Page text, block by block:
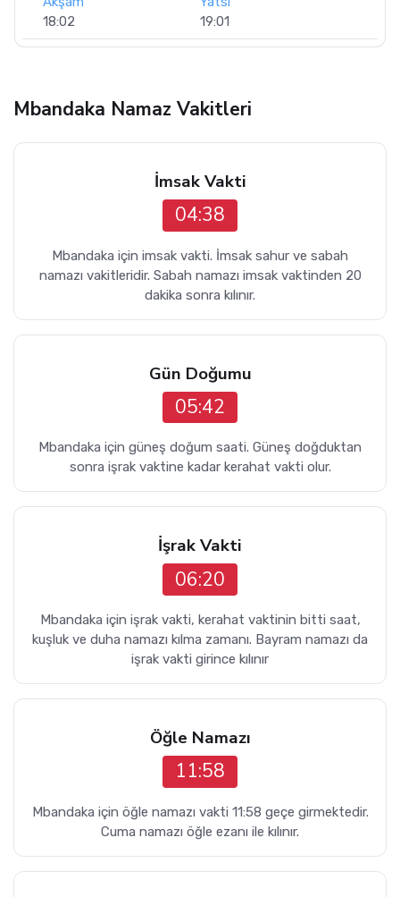
18:02
19:01
Mbandaka Namaz Vakitleri
İmsak Vakti
04:38
Mbandaka için imsak vakti. İmsak sahur ve sabah
namazı vakitleridir. Sabah namazı imsak vaktinden 20
dakika sonra kılınır.
Gün Doğumu
05:42
Mbandaka için güneş doğum saati. Güneş doğduktan
sonra işrak vaktine kadar kerahat vakti olur.
İşrak Vakti
06:20
Mbandaka için işrak vakti, kerahat vaktinin bitti saat,
kuşluk ve duha namazı kılma zamanı. Bayram namazı da
işrak vakti girince kılınır
Öğle Namazı
11:58
Mbandaka için öğle namazı vakti 11:58 geçe girmektedir.
Cuma namazı öğle ezanı ile kılınır.